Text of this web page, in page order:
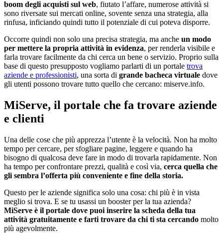
boom degli acquisti sul web, fiutato l’affare, numerose attività si
sono riversate sui mercati online, sovente senza una strategia, alla
rinfusa, inficiando quindi tutto il potenziale di cui poteva disporre.
Occorre quindi non solo una precisa strategia, ma anche un modo
per mettere la propria attività in evidenza, per renderla visibile e
farla trovare facilmente da chi cerca un bene o servizio. Proprio sulla
base di questo presupposto vogliamo parlarti di un portale trova
aziende e professionisti, una sorta di grande bacheca virtuale dove
gli utenti possono trovare tutto quello che cercano: miserve.info.
MiServe, il portale che fa trovare aziende
e clienti
Una delle cose che più apprezza l’utente è la velocità. Non ha molto
tempo per cercare, per sfogliare pagine, leggere e quando ha
bisogno di qualcosa deve fare in modo di trovarla rapidamente. Non
ha tempo per confrontare prezzi, qualità e così via, cerca quella che
gli sembra l’offerta più conveniente e fine della storia.
Questo per le aziende significa solo una cosa: chi più è in vista
meglio si trova. E se tu usassi un booster per la tua azienda?
MiServe è il portale dove puoi inserire la scheda della tua
attività gratuitamente e farti trovare da chi ti sta cercando molto
più agevolmente.